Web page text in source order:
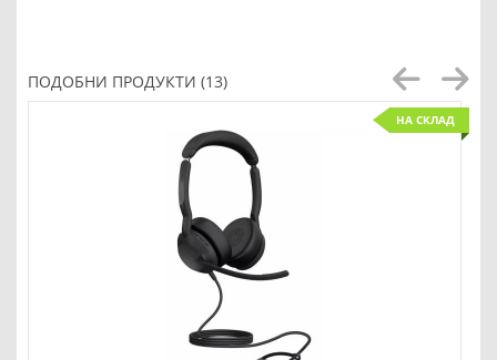
ПОДОБНИ ПРОДУКТИ (13)
НА СКЛАД